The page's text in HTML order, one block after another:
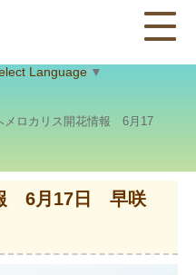
Language ▼
ロカリス開花情報 6月17
6月17日 早咲